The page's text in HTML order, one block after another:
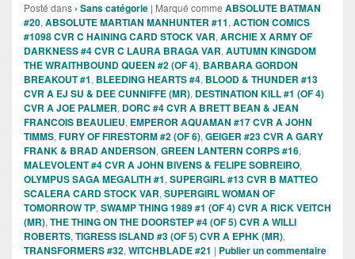
Posté dans › Sans catégorie | Marqué comme ABSOLUTE BATMAN
#20,ABSOLUTE MARTIAN MANHUNTER #11,ACTION COMICS
#1098 CVR C HAINING CARD STOCK VAR,ARCHIE X ARMY OF
DARKNESS #4 CVR C LAURA BRAGA VAR,AUTUMN KINGDOM
THE WRAITHBOUND QUEEN #2 (OF 4), BARBARA GORDON
BREAKOUT #1, BLEEDING HEARTS #4, BLOOD & THUNDER #13
CVR A EJ SU & DEE CUNNIFFE (MR), DESTINATION KILL #1 (OF 4)
CVR A JOE PALMER, DORC #4 CVR A BRETT BEAN & JEAN
FRANCOIS BEAULIEU, EMPEROR AQUAMAN #17 CVR A JOHN
TIMMS,FURY OF FIRESTORM #2 (OF 6),GEIGER #23 CVR A GARY
FRANK & BRAD ANDERSON,GREEN LANTERN CORPS #16,
MALEVOLENT #4 CVR A JOHN BIVENS & FELIPE SOBREIRO,
OLYMPUS SAGA MEGALITH #1,SUPERGIRL #13 CVR B MATTEO
SCALERA CARD STOCK VAR,SUPERGIRL WOMAN OF
TOMORROW TP,SWAMP THING 1989 #1 (OF 4) CVR A RICK VEITCH
(MR),THE THING ON THE DOORSTEP #4 (OF 5) CVR A WILLI
ROBERTS,TIGRESS ISLAND #3 (OF 5) CVR A EPHK (MR),
TRANSFORMERS #32,WITCHBLADE #21 | Publier un commentaire